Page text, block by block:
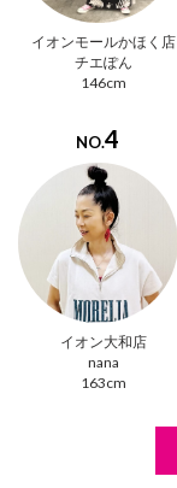
イオンモールかほく店
チエぽん
146cm
NO.4
イオン大和店
nana
163cm